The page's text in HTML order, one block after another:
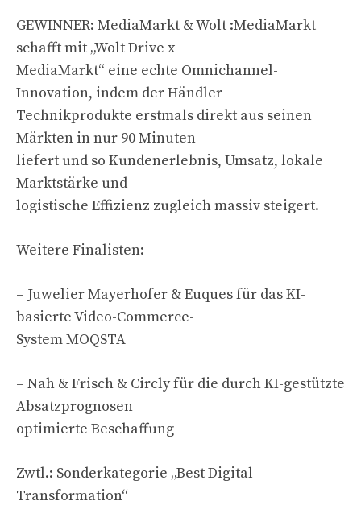
GEWINNER: MediaMarkt & Wolt :MediaMarkt
schafft mit „Wolt Drive x
MediaMarkt“ eine echte Omnichannel-
Innovation, indem der Händler
Technikprodukte erstmals direkt aus seinen
Märkten in nur 90 Minuten
liefert und so Kundenerlebnis, Umsatz, lokale
Marktstärke und
logistische Effizienz zugleich massiv steigert.
Weitere Finalisten:
– Juwelier Mayerhofer & Euques für das KI-
basierte Video-Commerce-
System MOQSTA
– Nah & Frisch & Circly für die durch KI-gestützte
Absatzprognosen
optimierte Beschaffung
Zwtl.: Sonderkategorie „Best Digital
Transformation“